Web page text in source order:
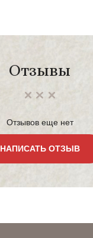
Отзывы
Отзывов еще нет
НАПИСАТЬ ОТЗЫВ